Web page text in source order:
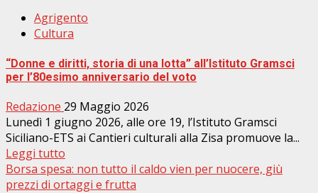
Agrigento
Cultura
“Donne e diritti, storia di una lotta” all’Istituto Gramsci
per l’80esimo anniversario del voto
Redazione 29 Maggio 2026
Lunedì 1 giugno 2026, alle ore 19, l’Istituto Gramsci
Siciliano-ETS ai Cantieri culturali alla Zisa promuove la...
Leggi tutto
Borsa spesa: non tutto il caldo vien per nuocere, giù
prezzi di ortaggi e frutta